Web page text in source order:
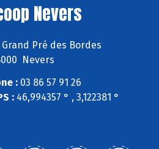
Nevers
Pré des Bordes
Nevers
:03 86 57 91 26
: 46,994357 ° , 3,122381 °